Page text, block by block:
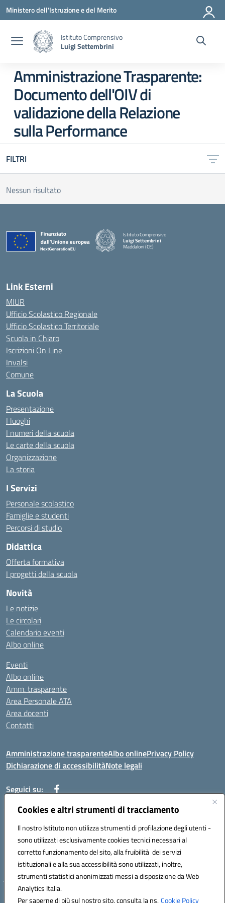
Cookies e altri strumenti di tracciamento
Il nostro Istituto non utilizza strumenti di profilazione degli utenti -
sono utilizzati esclusivamente cookies tecnici necessari al
corretto funzionamento del sito, alla fruibilità dei servizi
istituzionali e alla sua accessibilità sono utilizzati, inoltre,
strumenti statistici anonimizzati messi a disposizione da Web
Analytics Italia.
Per saperne di più sul nostro sito, consulta la ns.Cookie Policy
Vai ai contenuti
Vai al menu di navigazione
Vai al footer
Ministero dell'Istruzione e del Merito
Istituto Comprensivo
Luigi Settembrini
Amministrazione Trasparente:
Documento dell'OIV di
validazione della Relazione
sulla Performance
FILTRI
Nessun risultato
Istituto Comprensivo
Luigi Settembrini
Maddaloni (CE)
Link Esterni
MIUR
Ufficio Scolastico Regionale
Ufficio Scolastico Territoriale
Scuola in Chiaro
Iscrizioni On Line
Invalsi
Comune
La Scuola
Presentazione
I luoghi
I numeri della scuola
Le carte della scuola
Organizzazione
La storia
I Servizi
Personale scolastico
Famiglie e studenti
Percorsi di studio
Didattica
Offerta formativa
I progetti della scuola
Novità
Le notizie
Le circolari
Calendario eventi
Albo online
Eventi
Albo online
Amm. trasparente
Area Personale ATA
Area docenti
Contatti
Amministrazione trasparenteAlbo onlinePrivacy Policy
Dichiarazione di accessibilitàNote legali
Seguici su:
Indirizzo: VIA BRECCIAME, 46 - 81024 MADDALONI (CE)
Mail: CEIC8AU001@istruzione.it - Pec: CEIC8AU001@pec.istruzione.it -
Telefono: 0823408721
Meccanografico: CEIC8AU001
Codice fiscale: 93086080616
Hosting & Powered by 3D Solution S.r.l.